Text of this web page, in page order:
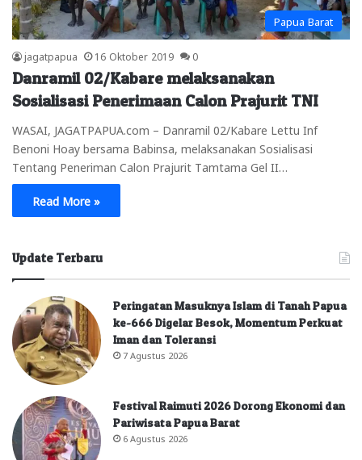
Papua Barat
jagatpapua 16 Oktober 2019 0
Danramil 02/Kabare melaksanakan
Sosialisasi Penerimaan Calon Prajurit TNI
WASAI, JAGATPAPUA.com – Danramil 02/Kabare Lettu Inf
Benoni Hoay bersama Babinsa, melaksanakan Sosialisasi
Tentang Peneriman Calon Prajurit Tamtama Gel II…
Read More »
Update Terbaru
Peringatan Masuknya Islam di Tanah Papua
ke-666 Digelar Besok, Momentum Perkuat
Iman dan Toleransi
7 Agustus 2026
Festival Raimuti 2026 Dorong Ekonomi dan
Pariwisata Papua Barat
6 Agustus 2026